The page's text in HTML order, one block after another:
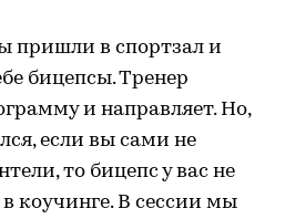
пришли в спортзал и
бицепсы. Тренер
и направляет. Но,
если вы сами не
то бицепс у вас не
коучинге. В сессии мы